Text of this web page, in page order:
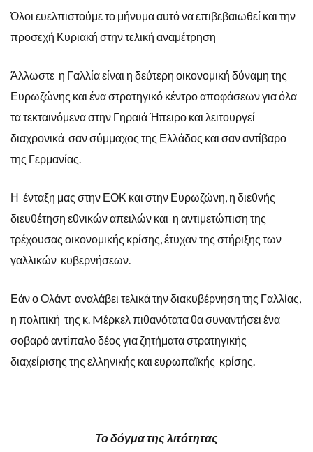
Όλοι ευελπιστούμε το μήνυμα αυτό να επιβεβαιωθεί και την
προσεχή Κυριακή στην τελική αναμέτρηση
Άλλωστε η Γαλλία είναι η δεύτερη οικονομική δύναμη της
Ευρωζώνης και ένα στρατηγικό κέντρο αποφάσεων για όλα
τα τεκταινόμενα στην Γηραιά Ήπειρο και λειτουργεί
διαχρονικά σαν σύμμαχος της Ελλάδος και σαν αντίβαρο
της Γερμανίας.
Η ένταξη μας στην ΕΟΚ και στην Ευρωζώνη, η διεθνής
διευθέτηση εθνικών απειλών και η αντιμετώπιση της
τρέχουσας οικονομικής κρίσης, έτυχαν της στήριξης των
γαλλικών κυβερνήσεων.
Εάν ο Ολάντ αναλάβει τελικά την διακυβέρνηση της Γαλλίας,
η πολιτική της κ. Mέρκελ πιθανότατα θα συναντήσει ένα
σοβαρό αντίπαλο δέος για ζητήματα στρατηγικής
διαχείρισης της ελληνικής και ευρωπαϊκής κρίσης.
Το δόγμα της λιτότητας